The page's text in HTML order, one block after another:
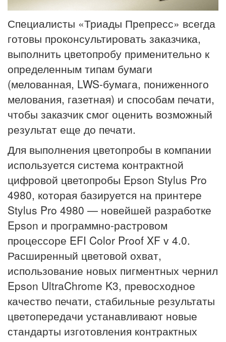
Специалисты «Триады Препресс» всегда
готовы проконсультировать заказчика,
выполнить цветопробу применительно к
определенным типам бумаги
(мелованная, LWS-бумага, пониженного
мелования, газетная) и способам печати,
чтобы заказчик смог оценить возможный
результат еще до печати.
Для выполнения цветопробы в компании
используется система контрактной
цифровой цветопробы Epson Stylus Pro
4980, которая базируется на принтере
Stylus Pro 4980 — новейшей разработке
Epson и программно-растровом
процессоре EFI Color Proof XF v 4.0.
Расширенный цветовой охват,
использование новых пигментных чернил
Epson UltraChrome K3, превосходное
качество печати, стабильные результаты
цветопередачи устанавливают новые
стандарты изготовления контрактных